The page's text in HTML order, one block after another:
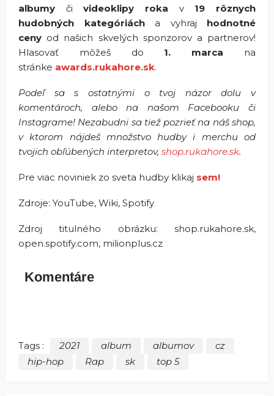
albumy čivideoklipy roka v 19 rôznych
hudobných kategóriácha vyhraj hodnotné
ceny od našich skvelých sponzorov a partnerov!
Hlasovať môžeš do 1. marca na
stránke awards.rukahore.sk.
Podeľ sa s ostatnými o tvoj názor dolu v
komentároch, alebo na našom Facebooku či
Instagrame! Nezabudni sa tiež pozrieť na náš shop,
v ktorom nájdeš množstvo hudby i merchu od
tvojich obľúbených interpretov, shop.rukahore.sk.
Pre viac noviniek zo sveta hudby klikaj sem!
Zdroje: YouTube, Wiki, Spotify
Zdroj titulného obrázku: shop.rukahore.sk,
open.spotify.com, milionplus.cz
Komentáre
Tags : 2021 album albumov
cz
hip-hop
Rap sk top 5